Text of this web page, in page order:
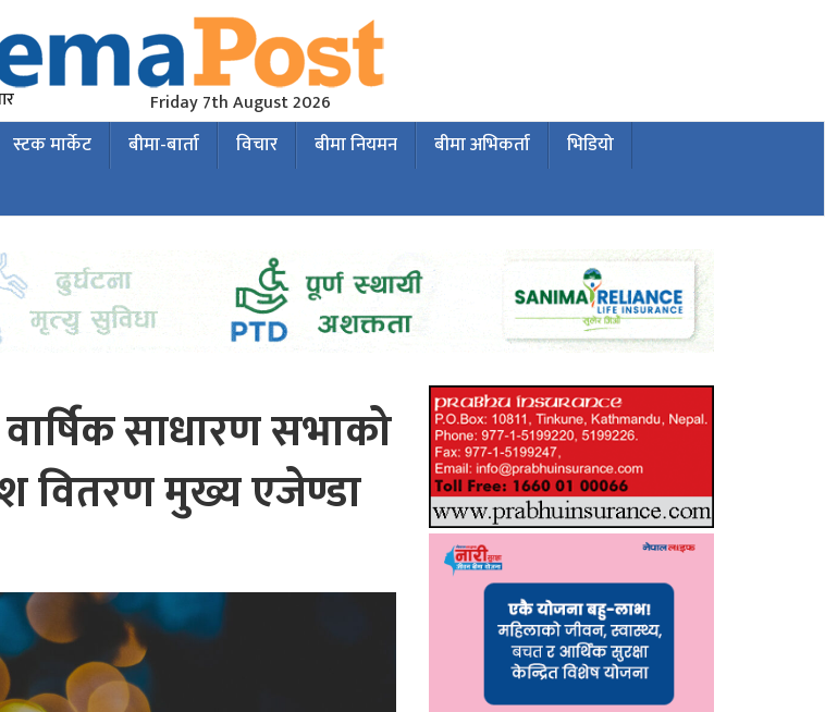
Friday 7th August 2026
स्टक मार्केट बीमा-बार्ता विचार बीमा नियमन बीमा अभिकर्ता
भिडियो
साधारण सभाको
वितरण मुख्य एजेण्डा